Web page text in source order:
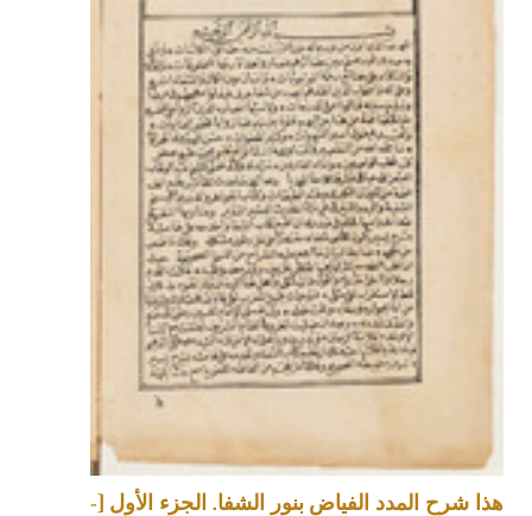
هذا شرح المدد الفياض بنور الشفا. الجزء الأول [-